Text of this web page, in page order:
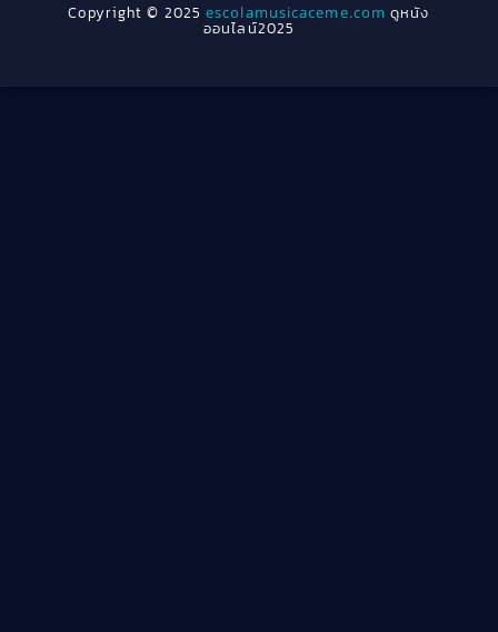
Cult Film(4)
1940
Copyright © 2025escolamusicaceme.com ดูหนัง
ออนไลน์2025